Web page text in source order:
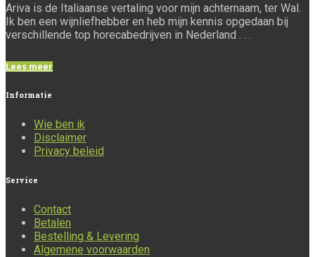
Ariva is de Italiaanse vertaling voor mijn achternaam, ter Wal.
Ik ben een wijnliefhebber en heb mijn kennis opgedaan bij
verschillende top horecabedrijven in Nederland . . .
Lees meer
Informatie
Wie ben ik
Disclaimer
Privacy beleid
Service
Contact
Betalen
Bestelling & Levering
Algemene voorwaarden